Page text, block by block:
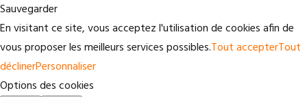
Sauvegarder
En visitant ce site, vous acceptez l'utilisation de cookies afin de
vous proposer les meilleurs services possibles.Tout accepterTout
déclinerPersonnaliser
Options des cookies